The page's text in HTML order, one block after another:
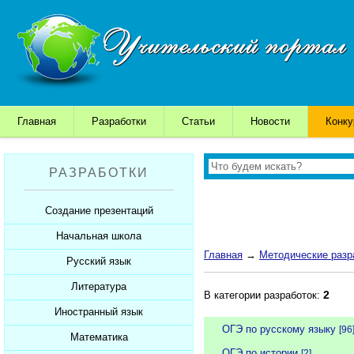
Главная Разработки Статьи Новости
РАЗРАБОТКИ
Создание презентаций
Шаблоны для презентаций
Советы начинающим
Советы дедушки
К презентации...
Начальная школа
Уроки
Презентации
Мультимедийные тесты
Печатные тесты
Русский язык
Уроки
Презентации
Мультимедийные тесты
Литература
Уроки
Презентации
Иностранный язык
Уроки
Математика
Главная → Методические
В категории разработок: 2
ОГЭ по русскому языку [96]